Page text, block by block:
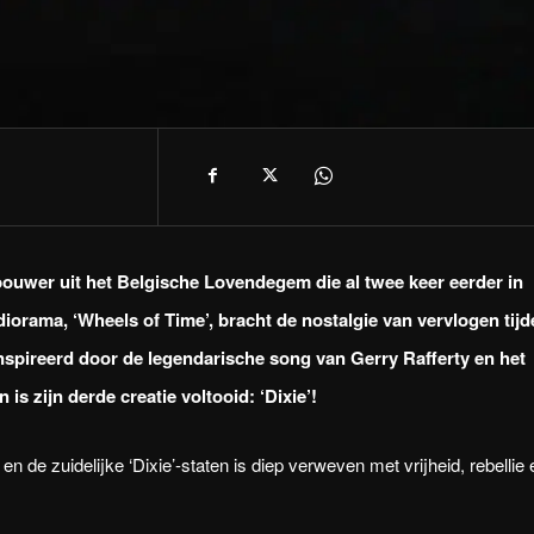
uit het Belgische Lovendegem die al twee keer eerder in
‘Wheels of Time’, bracht de nostalgie van vervlogen
door de legendarische song van Gerry Rafferty en het
zijn derde creatie voltooid: ‘Dixie’!
de zuidelijke ‘Dixie’-staten is diep verweven met vrijheid, rebellie